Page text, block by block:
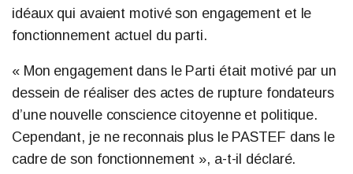
idéaux qui avaient motivé son engagement et le
fonctionnement actuel du parti.
« Mon engagement dans le Parti était motivé par un
dessein de réaliser des actes de rupture fondateurs
d’une nouvelle conscience citoyenne et politique.
Cependant, je ne reconnais plus le PASTEF dans le
cadre de son fonctionnement », a-t-il déclaré.